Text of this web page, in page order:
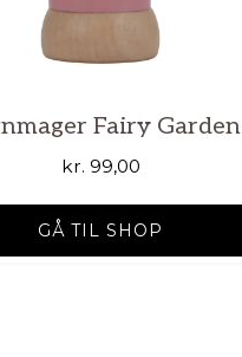
Fairy Garden
kr. 99,00
GÅ TIL SHOP